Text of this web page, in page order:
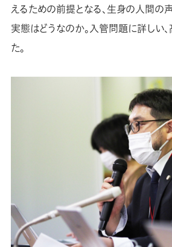
えるための前提となる、生身の人間の
実態はどうなのか。入管問題に詳しい
た。